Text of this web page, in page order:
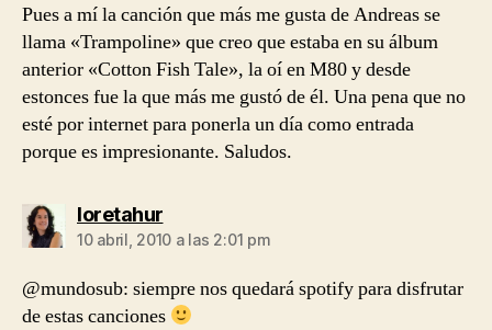
Pues a mí la canción que más me gusta de Andreas se
llama «Trampoline» que creo que estaba en su álbum
anterior «Cotton Fish Tale», la oí en M80 y desde
estonces fue la que más me gustó de él. Una pena que no
esté por internet para ponerla un día como entrada
porque es impresionante. Saludos.
loretahurdice:
10 abril, 2010 a las 2:01 pm
@mundosub: siempre nos quedará spotify para disfrutar
de estas canciones